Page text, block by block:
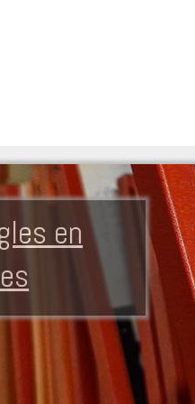
en